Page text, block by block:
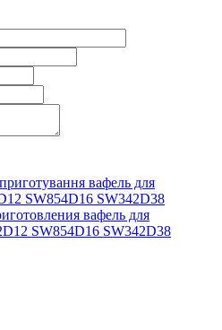
вафель для
SW854D16 SW342D38